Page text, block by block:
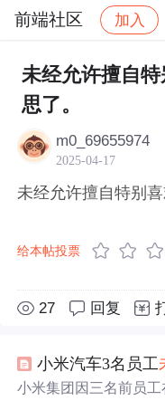
前端社区 加入
社区 前端社区
未经允许擅自
思了。
m0_69655974
2025-04-17
未经允许擅自特别
给本帖投票
27 回复
小米汽车3名员工
小米集团因三名前员